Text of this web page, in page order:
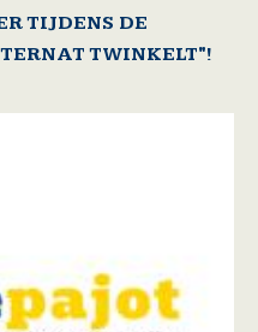
TIJDENS DE
TWINKELT"!